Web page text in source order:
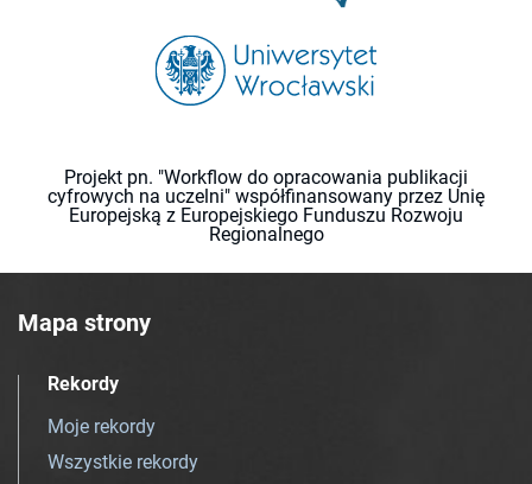
Projekt pn. "Workflow do opracowania publikacji
cyfrowych na uczelni" współfinansowany przez Unię
Europejską z Europejskiego Funduszu Rozwoju
Regionalnego
Mapa strony
Rekordy
Moje rekordy
Wszystkie rekordy